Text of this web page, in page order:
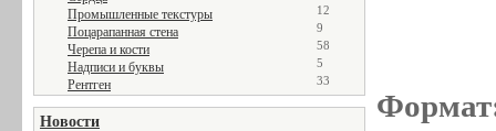
Промышленные текстуры 12
Поцарапанная стена 9
Черепа и кости 58
Надписи и буквы 5
Рентген 33
Новости